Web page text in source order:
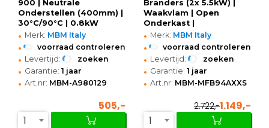
900 | Neutrale
Onderstellen (400mm) |
30°C/90°C | 0.8kW
(230V)
• Merk: MBM Italy
• voorraad controleren
• Levertijd: zoeken
• Garantie: 1 jaar
• Art.nr: MBM-A980129
505,-
1
Branders (2x 5.5kW) |
Waakvlam | Open
Onderkast |
400x900x850(h)mm
• Merk: MBM Italy
• voorraad controleren
• Levertijd: zoeken
• Garantie: 1 jaar
• Art.nr: MBM-MFB94AXXS
2.722,-1.149,-
1